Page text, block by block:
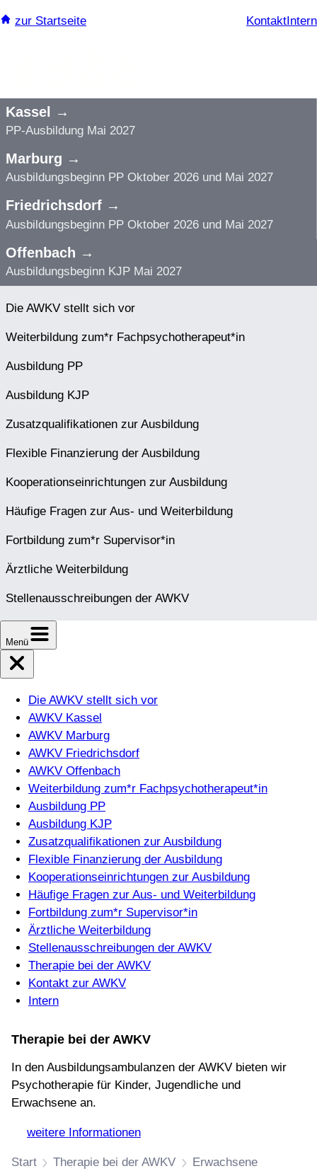
Inhaltzur Startseite KontaktIntern
Kassel →
PP-Ausbildung Mai 2027
Marburg →
Ausbildungsbeginn PP Oktober 2026 und Mai 2027
Friedrichsdorf →
Ausbildungsbeginn PP Oktober 2026 und Mai 2027
Offenbach →
Ausbildungsbeginn KJP Mai 2027
Die AWKV stellt sich vor
Weiterbildung zum*r Fachpsychotherapeut*in
Ausbildung PP
Ausbildung KJP
Zusatzqualifikationen zur Ausbildung
Flexible Finanzierung der Ausbildung
Kooperationseinrichtungen zur Ausbildung
Häufige Fragen zur Aus- und Weiterbildung
Fortbildung zum*r Supervisor*in
Ärztliche Weiterbildung
Stellenausschreibungen der AWKV
Menü
Die AWKV stellt sich vor
AWKV Kassel
AWKV Marburg
AWKV Friedrichsdorf
AWKV Offenbach
Weiterbildung zum*r Fachpsychotherapeut*in
Ausbildung PP
Ausbildung KJP
Zusatzqualifikationen zur Ausbildung
Flexible Finanzierung der Ausbildung
Kooperationseinrichtungen zur Ausbildung
Häufige Fragen zur Aus- und Weiterbildung
Fortbildung zum*r Supervisor*in
Ärztliche Weiterbildung
Stellenausschreibungen der AWKV
Therapie bei der AWKV
Kontakt zur AWKV
Intern
Therapie bei der AWKV
In den Ausbildungsambulanzen der AWKV bieten wir
Psychotherapie für Kinder, Jugendliche und
Erwachsene an.
weitere Informationen
Start Therapie bei der AWKV Erwachsene